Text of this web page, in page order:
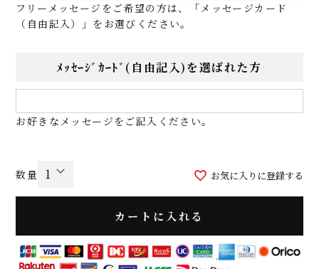
フリーメッセージをご希望の方は、「メッセージカード
（自由記入）」をお選びください。
ﾒｯｾｰｼﾞｶｰﾄﾞ(自由記入)を選ばれた方
お好きなメッセージをご記入ください。
お気に入りに登録する
カートに入れる